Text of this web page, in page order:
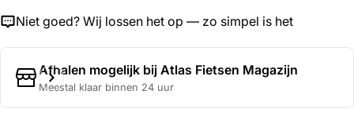
Niet goed? Wij lossen het op — zo simpel is het
Afhalen mogelijk bij Atlas Fietsen Magazijn
Meestal klaar binnen 24 uur